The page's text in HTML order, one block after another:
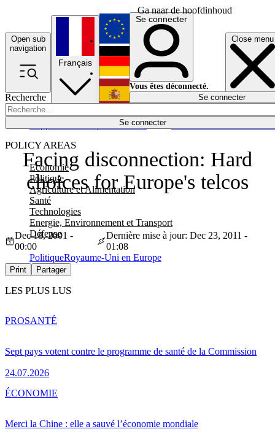
Ga naar de hoofdinhoud
Open sub
navigation
Close menu
Recherche
Se connecter
POLICY AREAS
Economie
Politique
Agriculture et Alimentation
Santé
Technologies
Energie, Environnement et Transport
Défense
Économie
Français
English
Deutsch
Español
Se connecter
Vous êtes déconnecté.
Se connecter
Facing disconnection: Hard
choices for Europe's telcos
Dec 18, 2001 -
00:00
Dernière mise à jour: Dec 23, 2011 -
01:08
PolitiqueRoyaume-Uni en Europe
Print Partager
LES PLUS LUS
Sept pays votent contre le programme de santé de la Commission
24.07.2026
PROSANTÉ
Merci la Chine : elle a sauvé l’économie mondiale
ÉCONOMIE